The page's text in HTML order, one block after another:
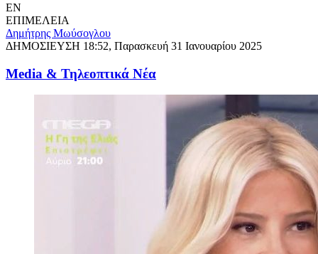
EN
ΕΠΙΜΕΛΕΙΑ
Δημήτρης Μωύσογλου
ΔΗΜΟΣΙΕΥΣΗ 18:52, Παρασκευή 31 Ιανουαρίου 2025
Media & Τηλεοπτικά Νέα